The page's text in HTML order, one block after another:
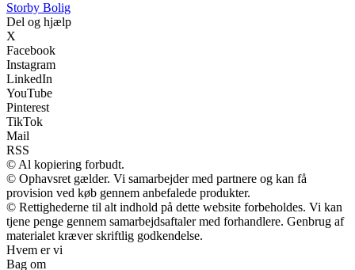
Storby Bolig
Del og hjælp
X
Facebook
Instagram
LinkedIn
YouTube
Pinterest
TikTok
Mail
RSS
© Al kopiering forbudt.
© Ophavsret gælder. Vi samarbejder med partnere og kan få
provision ved køb gennem anbefalede produkter.
© Rettighederne til alt indhold på dette website forbeholdes. Vi kan
tjene penge gennem samarbejdsaftaler med forhandlere. Genbrug af
materialet kræver skriftlig godkendelse.
Hvem er vi
Bag om